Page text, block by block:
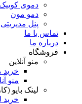
دموی کوییک
دمو مون
پنل مدیریتی
تماس با ما
درباره ما
فروشگاه
منو آنلاین
خرید
منو
لینک بایو
خرید